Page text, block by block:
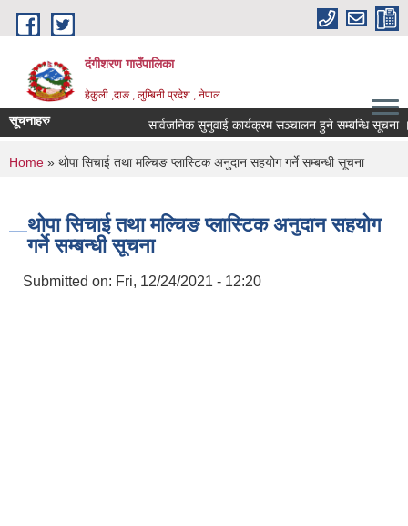
Skip to main content
दंगीशरण गाउँपालिका
हेकुली ,दाङ , लुम्बिनी प्रदेश , नेपाल
सूचनाहरु सार्वजनिक सुनुवाई कार्यक्रम सञ्चालन हुने सम्बन्धि सूचना ।
You are here
Home » थोपा सिचाई तथा मल्चिङ प्लास्टिक अनुदान सहयोग गर्ने सम्बन्धी सूचना
थोपा सिचाई तथा मल्चिङ प्लास्टिक अनुदान सहयोग
गर्ने सम्बन्धी सूचना
Submitted on: Fri, 12/24/2021 - 12:20